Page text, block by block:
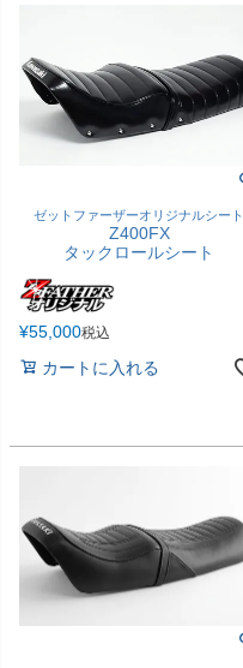
ゼットファーザーオリジナルシート
Z400FX
タックロールシート
¥55,000税込
カートに入れる